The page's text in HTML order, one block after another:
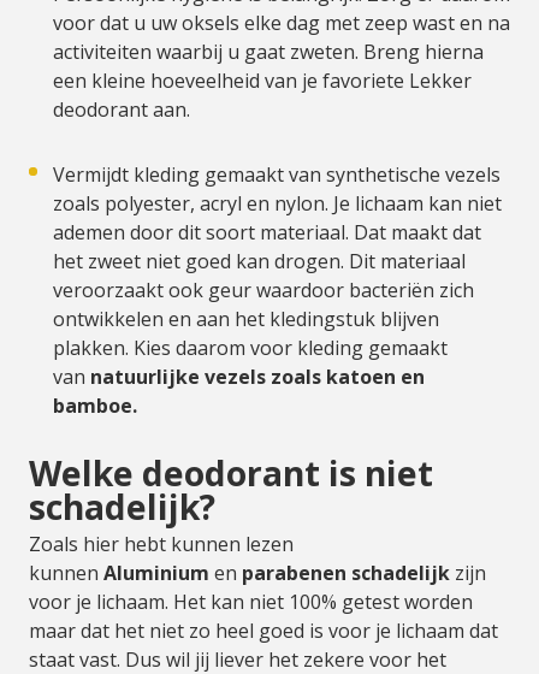
voor dat u uw oksels elke dag met zeep wast en na
activiteiten waarbij u gaat zweten. Breng hierna
een kleine hoeveelheid van je favoriete Lekker
deodorant aan.
Vermijdt kleding gemaakt van synthetische vezels
zoals polyester, acryl en nylon. Je lichaam kan niet
ademen door dit soort materiaal. Dat maakt dat
het zweet niet goed kan drogen. Dit materiaal
veroorzaakt ook geur waardoor bacteriën zich
ontwikkelen en aan het kledingstuk blijven
plakken. Kies daarom voor kleding gemaakt
van natuurlijke vezels zoals katoen en
bamboe.
Welke deodorant is niet
schadelijk?
Zoals hier hebt kunnen lezen
kunnen Aluminium en parabenen schadelijk zijn
voor je lichaam. Het kan niet 100% getest worden
maar dat het niet zo heel goed is voor je lichaam dat
staat vast. Dus wil jij liever het zekere voor het